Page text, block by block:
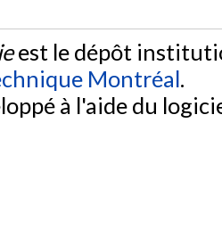
est le dépôt
Montréal.
à l'aide du